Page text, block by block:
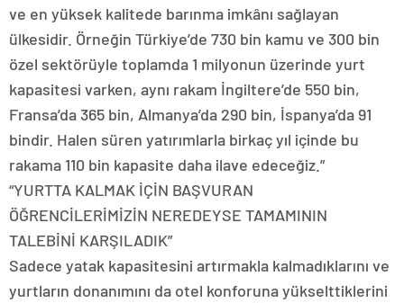
ve en yüksek kalitede barınma imkânı sağlayan
ülkesidir. Örneğin Türkiye’de 730 bin kamu ve 300 bin
özel sektörüyle toplamda 1 milyonun üzerinde yurt
kapasitesi varken, aynı rakam İngiltere’de 550 bin,
Fransa’da 365 bin, Almanya’da 290 bin, İspanya’da 91
bindir. Halen süren yatırımlarla birkaç yıl içinde bu
rakama 110 bin kapasite daha ilave edeceğiz.”
“YURTTA KALMAK İÇİN BAŞVURAN
ÖĞRENCİLERİMİZİN NEREDEYSE TAMAMININ
TALEBİNİ KARŞILADIK”
Sadece yatak kapasitesini artırmakla kalmadıklarını ve
yurtların donanımını da otel konforuna yükselttiklerini